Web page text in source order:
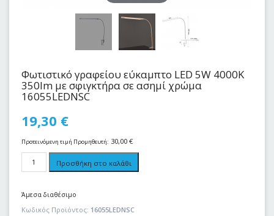
Φωτιστικό γραφείου εύκαμπτο LED 5W 4000K
350lm με σφιγκτήρα σε ασημί χρώμα
16055LEDNSC
19,30 €
Προτεινόμενη τιμή Προμηθευτή: 30,00 €
Προσθήκη στο καλάθι
Άμεσα διαθέσιμο
Κωδικός Προϊόντος: 16055LEDNSC